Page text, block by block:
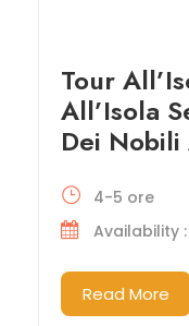
Tour
All’Isola
Dei Nobili
4-5 ore
Availability
Read More